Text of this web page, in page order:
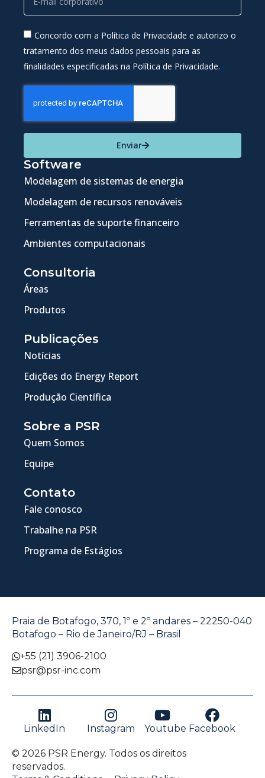
Concordo com a Política de Privacidade e autorizo o
tratamento dos meus dados pessoais para as
finalidades especificadas na Política de Privacidade.
Enviar
Software
Modelagem de sistemas de energia
Modelagem de recursos renováveis
Ferramentas de suporte financeiro
Ambientes computacionais
Consultoria
Áreas
Produtos
Publicações
Notícias
Edições do Energy Report
Produção Científica
Sobre a PSR
Quem Somos
Equipe
Contato
Fale conosco
Trabalhe na PSR
Programa de Estágios
Praia de Botafogo, 370, 1º e 2º andares – 22250-040
Botafogo – Rio de Janeiro/RJ – Brasil
+55 (21) 3906-2100
psr@psr-inc.com
LinkedIn Instagram Youtube Facebook
© 2026 PSR Energy. Todos os direitos
reservados.